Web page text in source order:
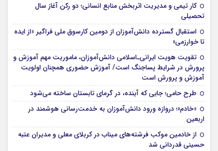
کار تیمی و مدیریت اثربخش منابع انسانی؛ دو رکن آغاز سال
تحصیلی
استقبال گسترده دانش‌آموزان از دومین کارسوق ملی فراگیر «از ایده
تا خوارزمی»
تقویت هویت ایرانی‌ـ‌اسلامی دانش‌آموزان، ماموریت مهم آموزش و
پرورش در شرایط پساجنگ است/ آموزش حضوری همچنان اولویت
آموزش و پرورش است
طرح حامی؛ جایی که آینده، در گرمای تابستان ساخته می‌شود
«خادم»؛ دروازه ورود دانش‌آموزان به خدمت‌رسانی هوشمند در
اربعین
از خادمین موکب فرشته‌های میناب در کربلای معلی و مدیران عتبه
حسینی قدردانی شد